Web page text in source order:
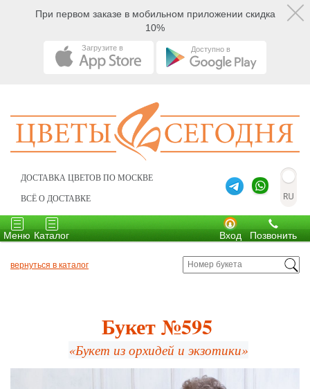
При первом заказе в мобильном приложении скидка
10%
Загрузите в Доступно в
ДОСТАВКА ЦВЕТОВ ПО МОСКВЕ
ВСЁ О ДОСТАВКЕ
Toggle
navigation
Меню
Toggle
navigation
Каталог Позвонить
Вход
вернуться в каталог
Букет №595
«Букет из орхидей и экзотики»